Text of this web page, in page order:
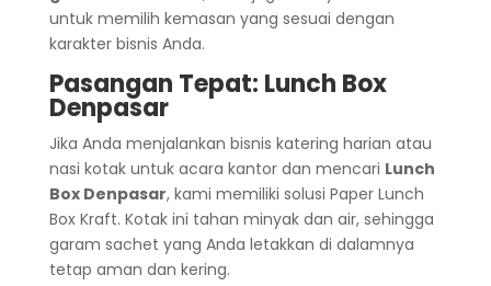
untuk memilih kemasan yang sesuai dengan
karakter bisnis Anda.
Pasangan Tepat: Lunch Box
Denpasar
Jika Anda menjalankan bisnis katering harian atau
nasi kotak untuk acara kantor dan mencari Lunch
Box Denpasar, kami memiliki solusi Paper Lunch
Box Kraft. Kotak ini tahan minyak dan air, sehingga
garam sachet yang Anda letakkan di dalamnya
tetap aman dan kering.